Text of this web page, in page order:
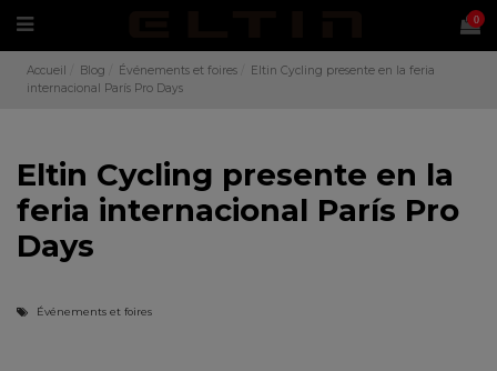
0
Accueil Blog Événements et foires
Eltin Cycling presente en la feria
internacional París Pro Days
Eltin Cycling presente en la
feria internacional París Pro
Days
Événements et foires